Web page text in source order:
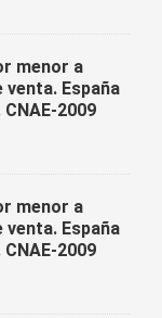
menor a
España
2009
menor a
España
2009